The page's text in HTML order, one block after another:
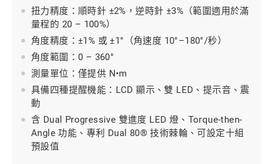
扭力精度：順時針 ±2%，逆時針 ±3%（範圍適用於滿
量程的 20 – 100%）
角度精度：±1% 或 ±1°（角速度 10°–180°/秒）
角度範圍：0 – 360°
測量單位：僅提供 N•m
具備四種提醒機能：LCD 顯示、雙 LED、提示音、震
動
含 Dual Progressive 雙進度 LED 燈、Torque-then-
Angle 功能、專利 Dual 80® 技術棘輪、可設定十組
預設值